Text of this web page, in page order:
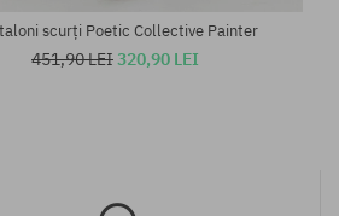
scurți Poetic Collective Painter
451,90 LEI320,90 LEI